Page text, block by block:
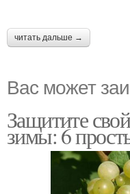
читать дальше →
Вас может
Защитите
зимы: 6